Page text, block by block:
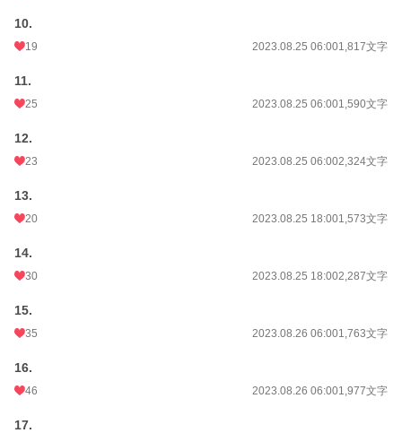
10.
19 2023.08.25 06:001,817文字
11.
25 2023.08.25 06:001,590文字
12.
23 2023.08.25 06:002,324文字
13.
20 2023.08.25 18:001,573文字
14.
30 2023.08.25 18:002,287文字
15.
35 2023.08.26 06:001,763文字
16.
46 2023.08.26 06:001,977文字
17.